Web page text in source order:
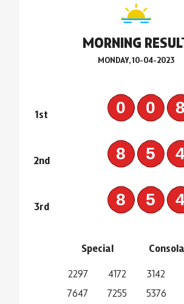
MORNING
MONDAY, 10-04-2023
1st
2nd
3rd
Special
2297
7647
4172
7255
3142
5376